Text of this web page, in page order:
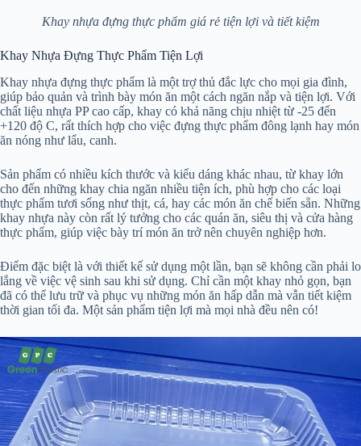
Khay nhựa đựng thực phẩm giá rẻ tiện lợi và tiết kiệm
Khay Nhựa Đựng Thực Phẩm Tiện Lợi
Khay nhựa đựng thực phẩm là một trợ thủ đắc lực cho mọi gia đình,
giúp bảo quản và trình bày món ăn một cách ngăn nắp và tiện lợi. Với
chất liệu nhựa PP cao cấp, khay có khả năng chịu nhiệt từ -25 đến
+120 độ C, rất thích hợp cho việc đựng thực phẩm đông lạnh hay món
ăn nóng như lẩu, canh.
Sản phẩm có nhiều kích thước và kiểu dáng khác nhau, từ khay lớn
cho đến những khay chia ngăn nhiều tiện ích, phù hợp cho các loại
thực phẩm tươi sống như thịt, cá, hay các món ăn chế biến sẵn. Những
khay nhựa này còn rất lý tưởng cho các quán ăn, siêu thị và cửa hàng
thực phẩm, giúp việc bày trí món ăn trở nên chuyên nghiệp hơn.
Điểm đặc biệt là với thiết kế sử dụng một lần, bạn sẽ không cần phải lo
lắng về việc vệ sinh sau khi sử dụng. Chỉ cần một khay nhỏ gọn, bạn
đã có thể lưu trữ và phục vụ những món ăn hấp dẫn mà vẫn tiết kiệm
thời gian tối đa. Một sản phẩm tiện lợi mà mọi nhà đều nên có!